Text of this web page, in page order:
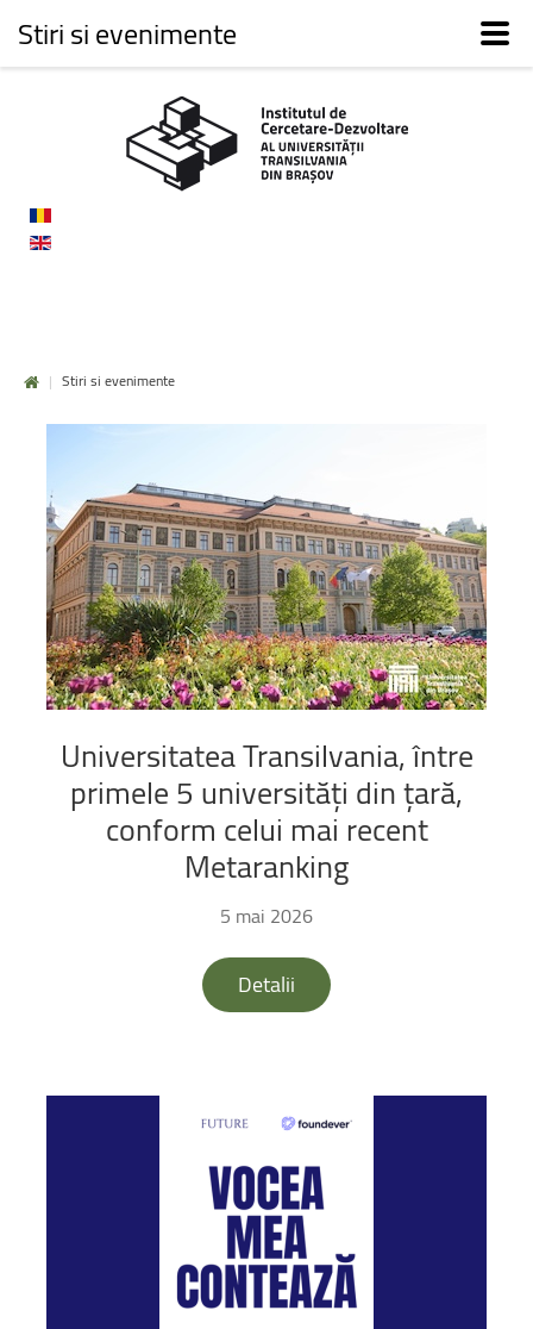
| Stiri si evenimente
UniversitateaTransilvania,între
primele 5 universități dințară,
conform celui mai recent
Metaranking
5 mai 2026
Detalii
Stiri si evenimente